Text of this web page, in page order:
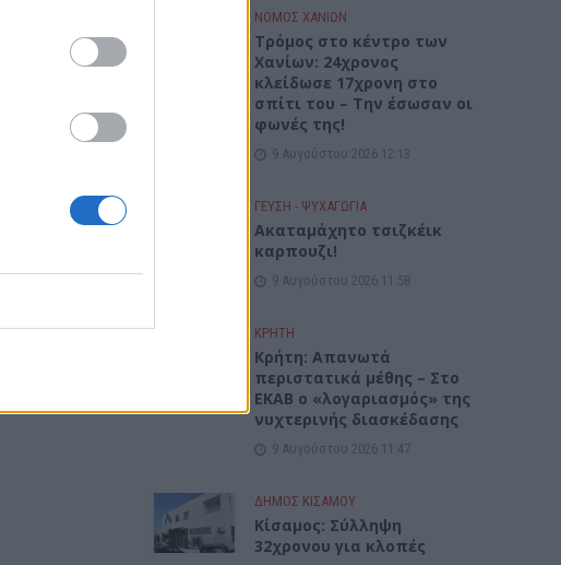
ΝΟΜΌΣ ΧΑΝΊΩΝ
Τρόμος στο κέντρο των
Χανίων: 24χρονος
κλείδωσε 17χρονη στο
σπίτι του – Την έσωσαν οι
φωνές της!
9 Αυγούστου 2026 12:13
ΓΕΎΣΗ - ΨΥΧΑΓΩΓΊΑ
Ακαταμάχητο τσιζκέικ
καρπουζι!
9 Αυγούστου 2026 11:58
ΚΡΗΤΗ
Κρήτη: Απανωτά
περιστατικά μέθης – Στο
ΕΚΑΒ ο «λογαριασμός» της
νυχτερινής διασκέδασης
9 Αυγούστου 2026 11:47
ΔΉΜΟΣ ΚΙΣΆΜΟΥ
Κίσαμος: Σύλληψη
32χρονου για κλοπές